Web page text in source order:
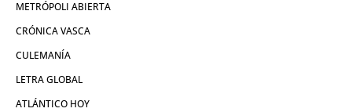
METRÓPOLI ABIERTA
CRÓNICA VASCA
CULEMANÍA
LETRA GLOBAL
ATLÁNTICO HOY